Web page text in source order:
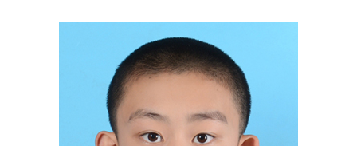
榜样人物
北京宣传文化引导基金